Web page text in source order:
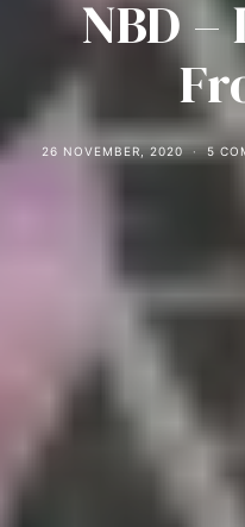
NBD –
26 NOVEMBER, 2020 5